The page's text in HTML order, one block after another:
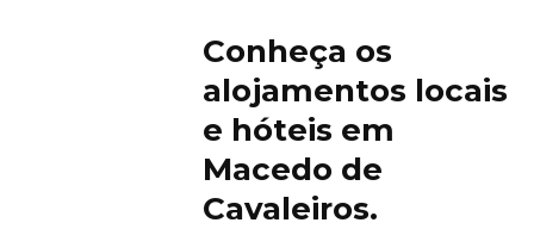
Conheça os
alojamentos locais
e hóteis em
Macedo de
Cavaleiros.